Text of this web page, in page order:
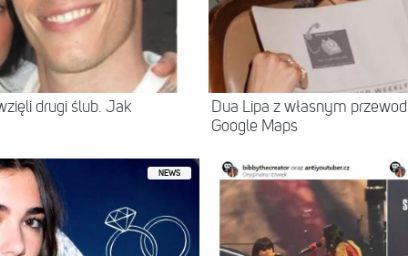
drugi ślub. Jak
Dua Lipa z własnym
Google Maps
NEWS